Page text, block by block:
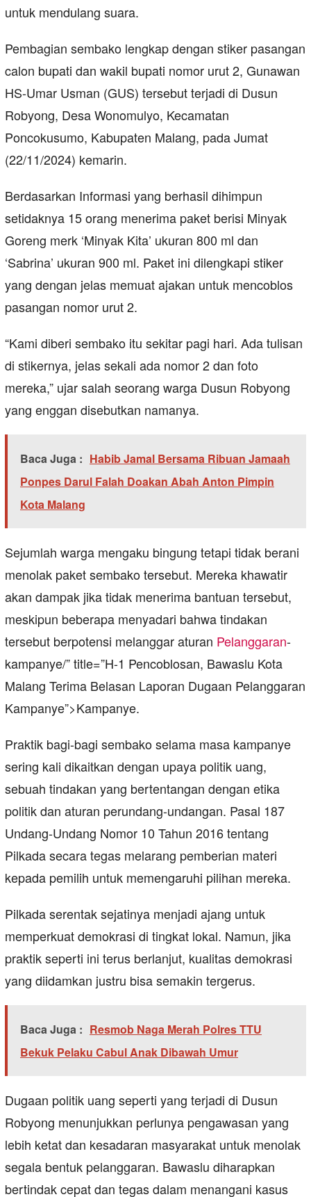
untuk mendulang suara.
Pembagian sembako lengkap dengan stiker pasangan
calon bupati dan wakil bupati nomor urut 2, Gunawan
HS-Umar Usman (GUS) tersebut terjadi di Dusun
Robyong, Desa Wonomulyo, Kecamatan
Poncokusumo, Kabupaten Malang, pada Jumat
(22/11/2024) kemarin.
Berdasarkan Informasi yang berhasil dihimpun
setidaknya 15 orang menerima paket berisi Minyak
Goreng merk ‘Minyak Kita’ ukuran 800 ml dan
‘Sabrina’ ukuran 900 ml. Paket ini dilengkapi stiker
yang dengan jelas memuat ajakan untuk mencoblos
pasangan nomor urut 2.
“Kami diberi sembako itu sekitar pagi hari. Ada tulisan
di stikernya, jelas sekali ada nomor 2 dan foto
mereka,” ujar salah seorang warga Dusun Robyong
yang enggan disebutkan namanya.
Baca Juga : Habib Jamal Bersama Ribuan Jamaah
Ponpes Darul Falah Doakan Abah Anton Pimpin
Kota Malang
Sejumlah warga mengaku bingung tetapi tidak berani
menolak paket sembako tersebut. Mereka khawatir
akan dampak jika tidak menerima bantuan tersebut,
meskipun beberapa menyadari bahwa tindakan
tersebut berpotensi melanggar aturan Pelanggaran-
kampanye/” title=”H-1 Pencoblosan, Bawaslu Kota
Malang Terima Belasan Laporan Dugaan Pelanggaran
Kampanye”>Kampanye.
Praktik bagi-bagi sembako selama masa kampanye
sering kali dikaitkan dengan upaya politik uang,
sebuah tindakan yang bertentangan dengan etika
politik dan aturan perundang-undangan. Pasal 187
Undang-Undang Nomor 10 Tahun 2016 tentang
Pilkada secara tegas melarang pemberian materi
kepada pemilih untuk memengaruhi pilihan mereka.
Pilkada serentak sejatinya menjadi ajang untuk
memperkuat demokrasi di tingkat lokal. Namun, jika
praktik seperti ini terus berlanjut, kualitas demokrasi
yang diidamkan justru bisa semakin tergerus.
Baca Juga : Resmob Naga Merah Polres TTU
Bekuk Pelaku Cabul Anak Dibawah Umur
Dugaan politik uang seperti yang terjadi di Dusun
Robyong menunjukkan perlunya pengawasan yang
lebih ketat dan kesadaran masyarakat untuk menolak
segala bentuk pelanggaran. Bawaslu diharapkan
bertindak cepat dan tegas dalam menangani kasus